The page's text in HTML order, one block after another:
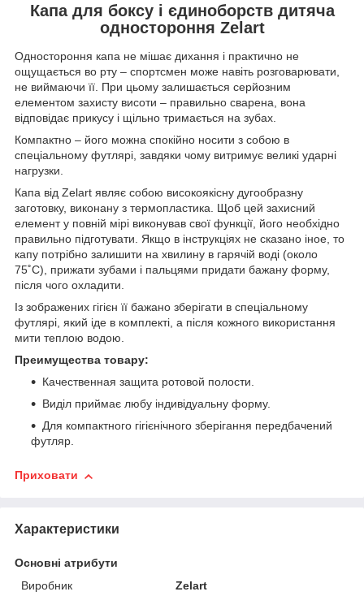
Капа для боксу і єдиноборств дитяча
одностороння Zelart
Одностороння капа не мішає дихання і практично не
ощущається во рту – спортсмен може навіть розговарювати,
не виймаючи її. При цьому залишається серйозним
елементом захисту висоти – правильно сварена, вона
відповідає прикусу і щільно тримається на зубах.
Компактно – його можна спокійно носити з собою в
спеціальному футлярі, завдяки чому витримує великі ударні
нагрузки.
Капа від Zelart являє собою високоякісну дугообразну
заготовку, виконану з термопластика. Щоб цей захисний
елемент у повній мірі виконував свої функції, його необхідно
правильно підготувати. Якщо в інструкціях не сказано іное, то
капу потрібно залишити на хвилину в гарячій воді (около
75˚С), прижати зубами і пальцями придати бажану форму,
після чого охладити.
Із зображених гігієн її бажано зберігати в спеціальному
футлярі, який іде в комплекті, а після кожного використання
мити теплою водою.
Преимущества товару:
Качественная защита ротовой полости.
Виділ приймає любу індивідуальну форму.
Для компактного гігієнічного зберігання передбачений
футляр.
Приховати
Характеристики
Основні атрибути
Виробник
Zelart